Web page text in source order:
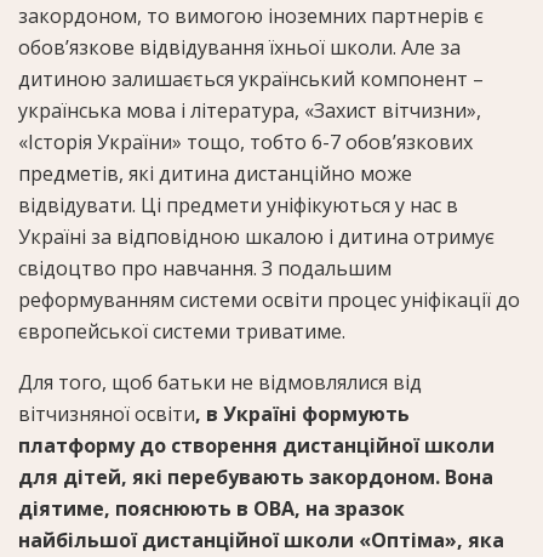
закордоном, то вимогою іноземних партнерів є
обов’язкове відвідування їхньої школи. Але за
дитиною залишається український компонент –
українська мова і література, «Захист вітчизни»,
«Історія України» тощо, тобто 6-7 обов’язкових
предметів, які дитина дистанційно може
відвідувати. Ці предмети уніфікуються у нас в
Україні за відповідною шкалою і дитина отримує
свідоцтво про навчання. З подальшим
реформуванням системи освіти процес уніфікації до
європейської системи триватиме.
Для того, щоб батьки не відмовлялися від
вітчизняної освіти, в Україні формують
платформу до створення дистанційної школи
для дітей, які перебувають закордоном. Вона
діятиме, пояснюють в ОВА, на зразок
найбільшої дистанційної школи «Оптіма», яка